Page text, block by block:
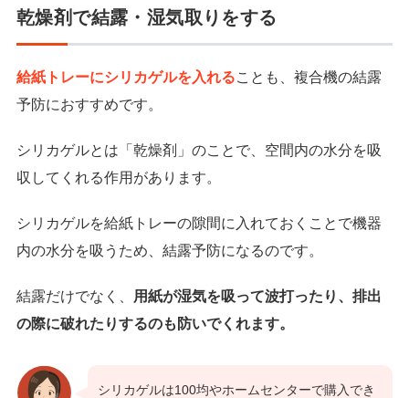
乾燥剤で結露・湿気取りをする
給紙トレーにシリカゲルを入れることも、複合機の結露
予防におすすめです。
シリカゲルとは「乾燥剤」のことで、空間内の水分を吸
収してくれる作用があります。
シリカゲルを給紙トレーの隙間に入れておくことで機器
内の水分を吸うため、結露予防になるのです。
結露だけでなく、
用紙が湿気を吸って波打ったり、排出
の際に破れたりするのも防いでくれます。
シリカゲルは100均やホームセンターで購入でき